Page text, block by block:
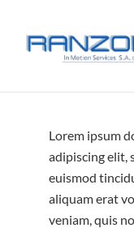
Lorem ipsum
adipiscing elit,
euismod
aliquam erat
veniam, quis